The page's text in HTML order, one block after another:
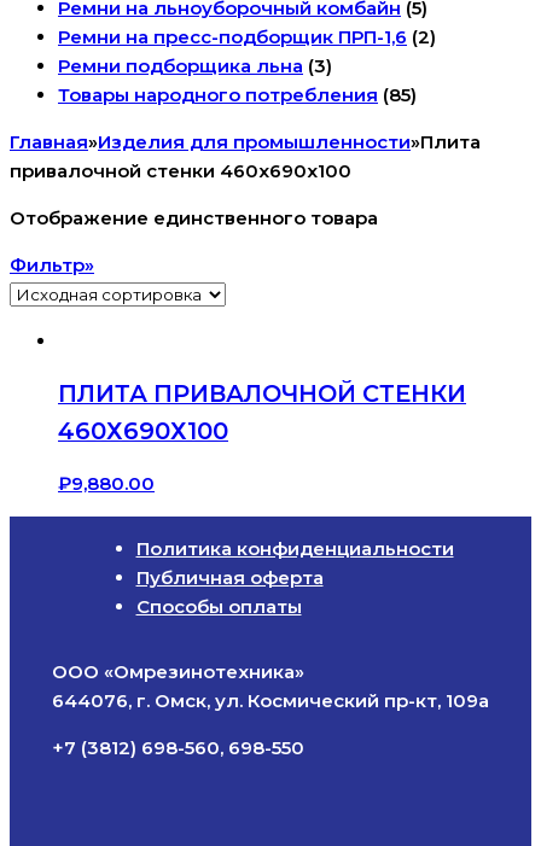
Ремни на льноуборочный комбайн (5)
Ремни на пресс-подборщик ПРП-1,6 (2)
Ремни подборщика льна (3)
Товары народного потребления (85)
Главная»Изделия для промышленности»Плита
привалочной стенки 460х690х100
Отображение единственного товара
Фильтр»
ПЛИТА ПРИВАЛОЧНОЙ СТЕНКИ
460Х690Х100
₽9,880.00
Политика конфиденциальности
Публичная оферта
Способы оплаты
ООО «Омрезинотехника»
644076, г. Омск, ул. Космический пр-кт, 109а
+7 (3812) 698-560, 698-550